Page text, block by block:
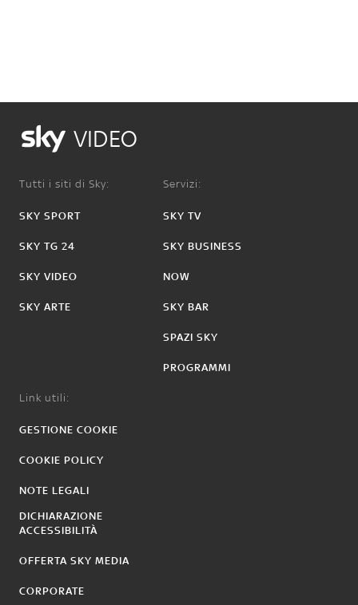
VIDEO
Tutti i siti di Sky:
SKY SPORT
SKY TG 24
SKY VIDEO
SKY ARTE
Servizi:
SKY TV
SKY BUSINESS
NOW
SKY BAR
SPAZI SKY
PROGRAMMI
Link utili:
GESTIONE COOKIE
COOKIE POLICY
NOTE LEGALI
DICHIARAZIONE
ACCESSIBILITÀ
OFFERTA SKY MEDIA
CORPORATE